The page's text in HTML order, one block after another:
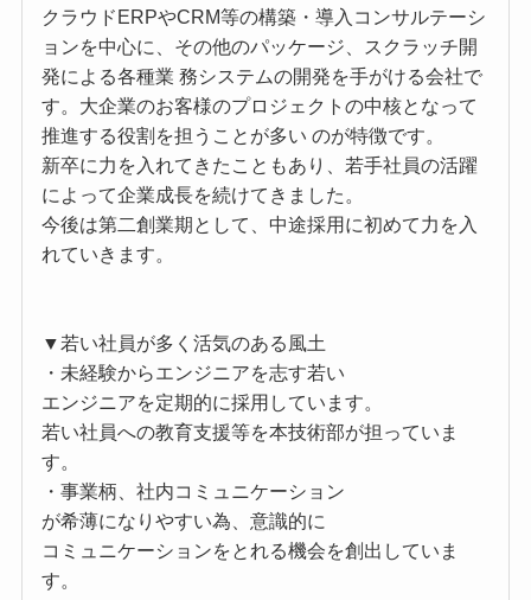
クラウドERPやCRM等の構築・導入コンサルテーシ
ョンを中心に、その他のパッケージ、スクラッチ開
発による各種業 務システムの開発を手がける会社で
す。大企業のお客様のプロジェクトの中核となって
推進する役割を担うことが多い のが特徴です。
新卒に力を入れてきたこともあり、若手社員の活躍
によって企業成長を続けてきました。
今後は第二創業期として、中途採用に初めて力を入
れていきます。
▼若い社員が多く活気のある風土
・未経験からエンジニアを志す若い
エンジニアを定期的に採用しています。
若い社員への教育支援等を本技術部が担っていま
す。
・事業柄、社内コミュニケーション
が希薄になりやすい為、意識的に
コミュニケーションをとれる機会を創出していま
す。